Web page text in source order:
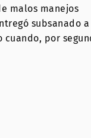
malos manejos
subsanado a
por